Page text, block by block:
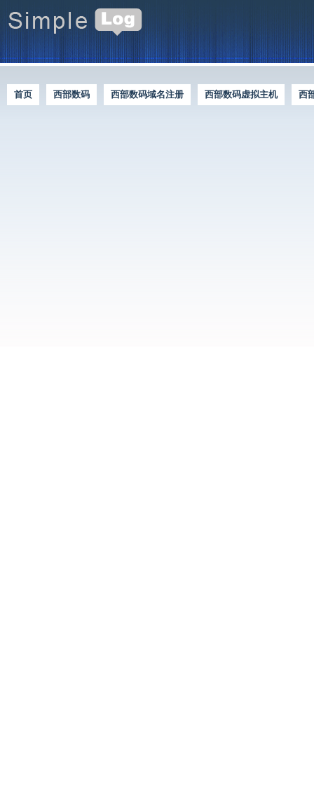
首页 西部数码 西部数码域名注册 西部数码虚拟主机
西